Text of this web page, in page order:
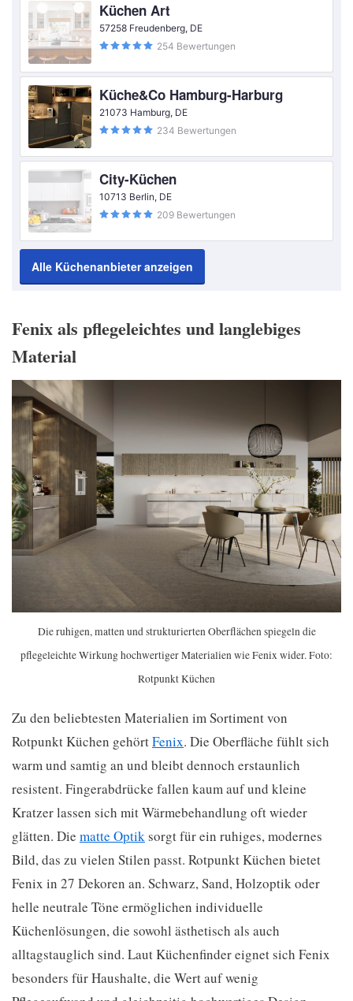
Küchen Art
57258 Freudenberg, DE
254 Bewertungen
Küche&Co Hamburg-Harburg
21073 Hamburg, DE
234 Bewertungen
City-Küchen
10713 Berlin, DE
209 Bewertungen
Alle Küchenanbieter anzeigen
Fenix als pflegeleichtes und langlebiges
Material
Die ruhigen, matten und strukturierten Oberflächen spiegeln die
pflegeleichte Wirkung hochwertiger Materialien wie Fenix wider. Foto:
Rotpunkt Küchen
Zu den beliebtesten Materialien im Sortiment von
Rotpunkt Küchen gehörtFenix. Die Oberfläche fühlt sich
warm und samtig an und bleibt dennoch erstaunlich
resistent. Fingerabdrücke fallen kaum auf und kleine
Kratzer lassen sich mit Wärmebehandlung oft wieder
glätten. Die matte Optiksorgt für ein ruhiges, modernes
Bild, das zu vielen Stilen passt. Rotpunkt Küchen bietet
Fenix in 27 Dekoren an. Schwarz, Sand, Holzoptik oder
helle neutrale Töne ermöglichen individuelle
Küchenlösungen, die sowohl ästhetisch als auch
alltagstauglich sind. Laut Küchenfinder eignet sich Fenix
besonders für Haushalte, die Wert auf wenig